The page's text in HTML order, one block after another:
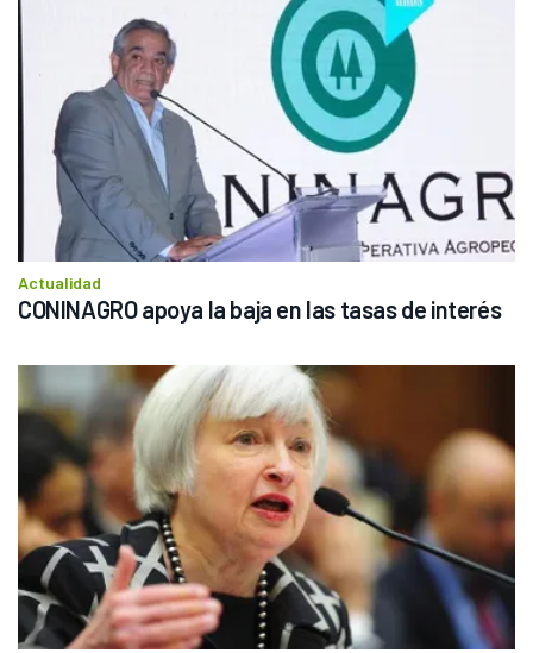
Actualidad
CONINAGRO apoya la baja en las tasas de interés